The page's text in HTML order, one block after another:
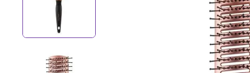
Prato
Copo
Tapete
Aparelho